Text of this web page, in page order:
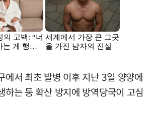
에서 최초 발병 이후 지난 3일 양양에
하는 등 확산 방지에 방역당국이 고심